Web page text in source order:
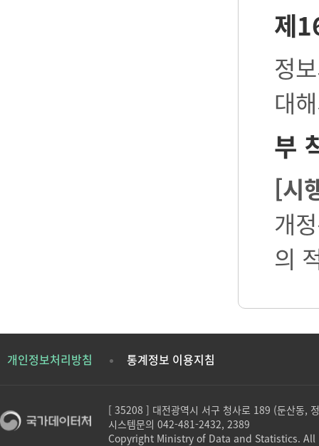
제
정
대
부
[시
개
의
개인정보처리방침 통계정보 이용지침
[ 35208 ] 대전광역시 서구 청사로 189 (둔산동,
시스템문의 042-481-2432, 2389
Copyright Ministry of Data and Statistics.